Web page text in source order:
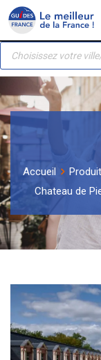
Panneau de gestion
Skip
content
Recherche
produits
Accueil
Chateau de